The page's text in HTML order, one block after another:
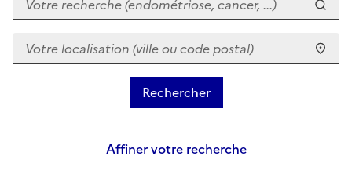
Votre localisation (ville ou code postal)
Affiner votre recherche